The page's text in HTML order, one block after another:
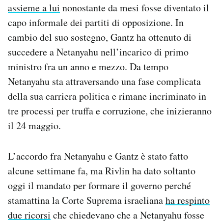
assieme a lui nonostante da mesi fosse diventato il
capo informale dei partiti di opposizione. In
cambio del suo sostegno, Gantz ha ottenuto di
succedere a Netanyahu nell’incarico di primo
ministro fra un anno e mezzo. Da tempo
Netanyahu sta attraversando una fase complicata
della sua carriera politica e rimane incriminato in
tre processi per truffa e corruzione, che inizieranno
il 24 maggio.
L’accordo fra Netanyahu e Gantz è stato fatto
alcune settimane fa, ma Rivlin ha dato soltanto
oggi il mandato per formare il governo perché
stamattina la Corte Suprema israelianaha respinto
due ricorsi che chiedevano che a Netanyahu fosse